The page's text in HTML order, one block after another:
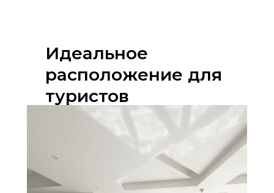
Идеальное
расположение для
туристов